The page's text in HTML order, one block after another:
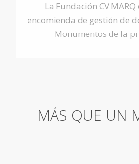
La Fundación CV
encomienda de gestión de
Monumentos de la
MÁS QUE UN